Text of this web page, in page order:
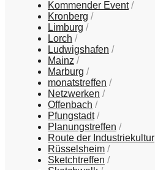
Kommender Event
Kronberg
Limburg
Lorch
Ludwigshafen
Mainz
Marburg
monatstreffen
Netzwerken
Offenbach
Pfungstadt
Planungstreffen
Route der Industriekultur
Rüsselsheim
Sketchtreffen